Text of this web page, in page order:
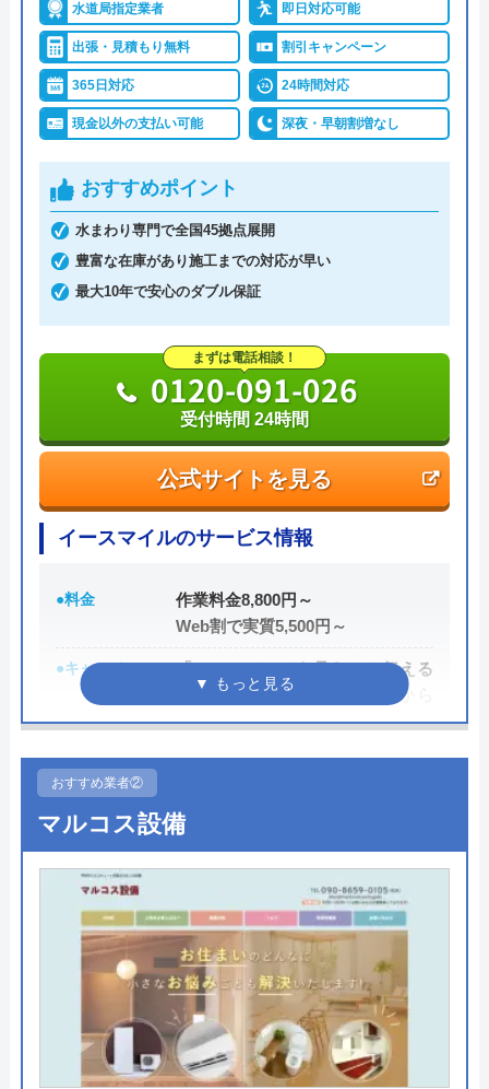
水道局指定業者 即日対応可能
出張・見積もり無料 割引キャンペーン
365日対応 24時間対応
現金以外の支払い可能 深夜・早朝割増なし
おすすめポイント
水まわり専門で全国45拠点展開
豊富な在庫があり施工までの対応が早い
最大10年で安心のダブル保証
公式サイトを見る
まずは電話相談！
0120-091-026
受付時間 24時間
イースマイルのサービス情報
●料金
作業料金8,800円～
Web割で実質5,500円～
●キャンペーン
「ホームページを見た」と伝える
だけで、WEB割で作業料金から
3,000円割引！
●駆けつけ時間 最短20分
●定休日 年中無休
●出張見積もり 出張・見積もり無料
●支払い方法
現金、銀行振込、モバイル、後払
い決済、クレジットカード
年間25万件、累計500万件の修理交
換実績
●保証・保険
工事保証12年・商品保証10年(最
おすすめ業者②
マルコス設備